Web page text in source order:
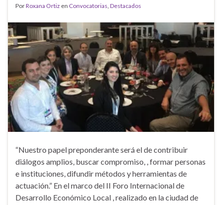
PorRoxana Ortiz en Convocatorias, Destacados
“Nuestro papel preponderante será el de contribuir
diálogos amplios, buscar compromiso, , formar personas
e instituciones, difundir métodos y herramientas de
actuación.” En el marco del II Foro Internacional de
Desarrollo Económico Local , realizado en la ciudad de